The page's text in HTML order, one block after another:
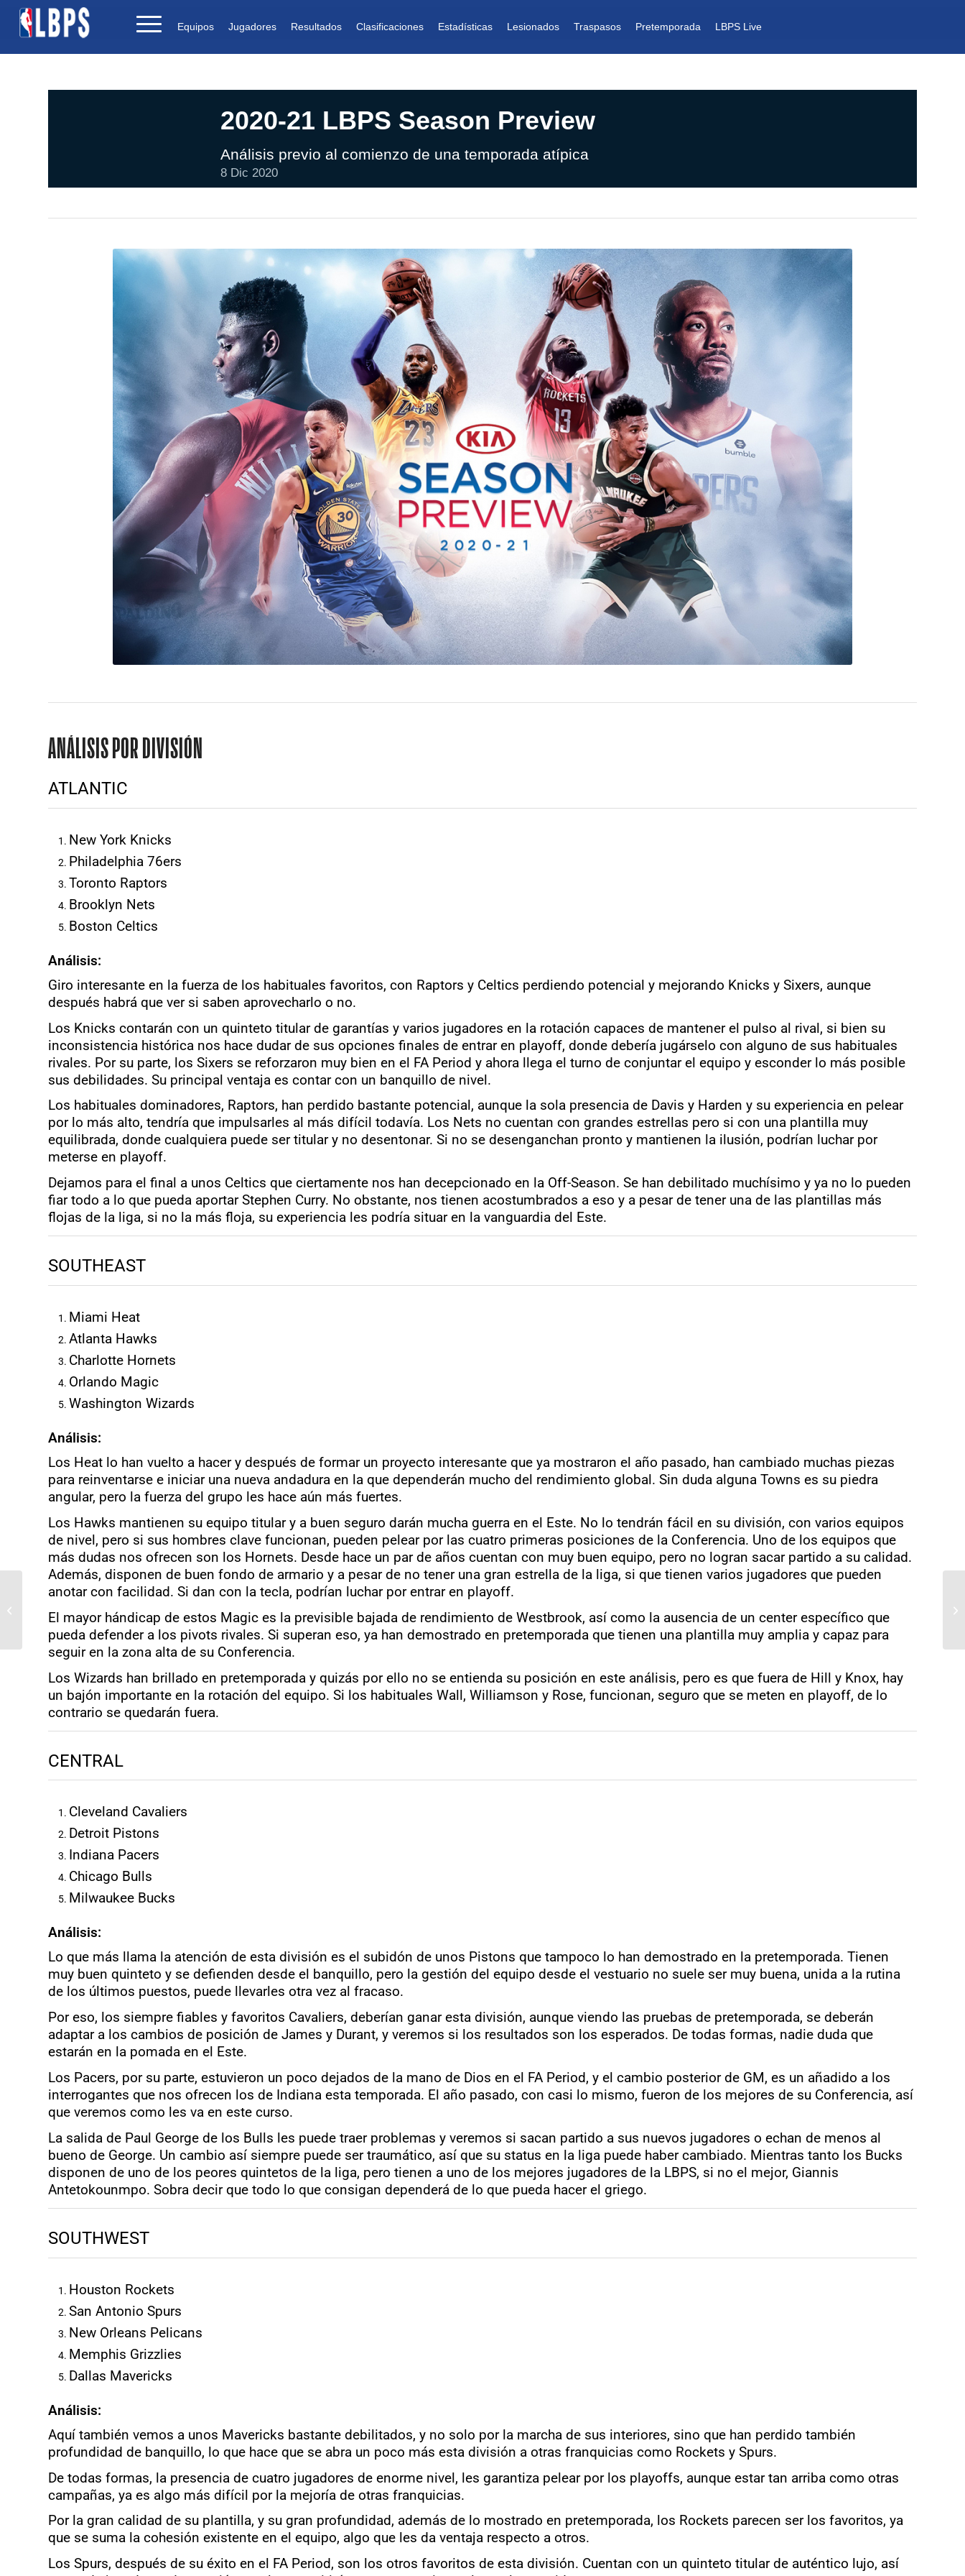
Equipos Jugadores Resultados Clasificaciones Estadísticas Lesionados Traspasos Pretemporada LBPS Live
2020-21 LBPS Season Preview
Análisis previo al comienzo de una temporada atípica
8 Dic 2020
ANÁLISIS POR DIVISIÓN
ATLANTIC
New York Knicks
Philadelphia 76ers
Toronto Raptors
Brooklyn Nets
Boston Celtics
Análisis:
Giro interesante en la fuerza de los habituales favoritos, con Raptors y Celtics perdiendo potencial y mejorando Knicks y Sixers, aunque
después habrá que ver si saben aprovecharlo o no.
Los Knicks contarán con un quinteto titular de garantías y varios jugadores en la rotación capaces de mantener el pulso al rival, si bien su
inconsistencia histórica nos hace dudar de sus opciones finales de entrar en playoff, donde debería jugárselo con alguno de sus habituales
rivales. Por su parte, los Sixers se reforzaron muy bien en el FA Period y ahora llega el turno de conjuntar el equipo y esconder lo más posible
sus debilidades. Su principal ventaja es contar con un banquillo de nivel.
Los habituales dominadores, Raptors, han perdido bastante potencial, aunque la sola presencia de Davis y Harden y su experiencia en pelear
por lo más alto, tendría que impulsarles al más difícil todavía. Los Nets no cuentan con grandes estrellas pero si con una plantilla muy
equilibrada, donde cualquiera puede ser titular y no desentonar. Si no se desenganchan pronto y mantienen la ilusión, podrían luchar por
meterse en playoff.
Dejamos para el final a unos Celtics que ciertamente nos han decepcionado en la Off-Season. Se han debilitado muchísimo y ya no lo pueden
fiar todo a lo que pueda aportar Stephen Curry. No obstante, nos tienen acostumbrados a eso y a pesar de tener una de las plantillas más
flojas de la liga, si no la más floja, su experiencia les podría situar en la vanguardia del Este.
SOUTHEAST
Miami Heat
Atlanta Hawks
Charlotte Hornets
Orlando Magic
Washington Wizards
Análisis:
Los Heat lo han vuelto a hacer y después de formar un proyecto interesante que ya mostraron el año pasado, han cambiado muchas piezas
para reinventarse e iniciar una nueva andadura en la que dependerán mucho del rendimiento global. Sin duda alguna Towns es su piedra
angular, pero la fuerza del grupo les hace aún más fuertes.
Los Hawks mantienen su equipo titular y a buen seguro darán mucha guerra en el Este. No lo tendrán fácil en su división, con varios equipos
de nivel, pero si sus hombres clave funcionan, pueden pelear por las cuatro primeras posiciones de la Conferencia. Uno de los equipos que
más dudas nos ofrecen son los Hornets. Desde hace un par de años cuentan con muy buen equipo, pero no logran sacar partido a su calidad.
Además, disponen de buen fondo de armario y a pesar de no tener una gran estrella de la liga, si que tienen varios jugadores que pueden
anotar con facilidad. Si dan con la tecla, podrían luchar por entrar en playoff.
El mayor hándicap de estos Magic es la previsible bajada de rendimiento de Westbrook, así como la ausencia de un center específico que
pueda defender a los pivots rivales. Si superan eso, ya han demostrado en pretemporada que tienen una plantilla muy amplia y capaz para
seguir en la zona alta de su Conferencia.
Los Wizards han brillado en pretemporada y quizás por ello no se entienda su posición en este análisis, pero es que fuera de Hill y Knox, hay
un bajón importante en la rotación del equipo. Si los habituales Wall, Williamson y Rose, funcionan, seguro que se meten en playoff, de lo
contrario se quedarán fuera.
CENTRAL
Cleveland Cavaliers
Detroit Pistons
Indiana Pacers
Chicago Bulls
Milwaukee Bucks
Análisis:
Lo que más llama la atención de esta división es el subidón de unos Pistons que tampoco lo han demostrado en la pretemporada. Tienen
muy buen quinteto y se defienden desde el banquillo, pero la gestión del equipo desde el vestuario no suele ser muy buena, unida a la rutina
de los últimos puestos, puede llevarles otra vez al fracaso.
Por eso, los siempre fiables y favoritos Cavaliers, deberían ganar esta división, aunque viendo las pruebas de pretemporada, se deberán
adaptar a los cambios de posición de James y Durant, y veremos si los resultados son los esperados. De todas formas, nadie duda que
estarán en la pomada en el Este.
Los Pacers, por su parte, estuvieron un poco dejados de la mano de Dios en el FA Period, y el cambio posterior de GM, es un añadido a los
interrogantes que nos ofrecen los de Indiana esta temporada. El año pasado, con casi lo mismo, fueron de los mejores de su Conferencia, así
que veremos como les va en este curso.
La salida de Paul George de los Bulls les puede traer problemas y veremos si sacan partido a sus nuevos jugadores o echan de menos al
bueno de George. Un cambio así siempre puede ser traumático, así que su status en la liga puede haber cambiado. Mientras tanto los Bucks
disponen de uno de los peores quintetos de la liga, pero tienen a uno de los mejores jugadores de la LBPS, si no el mejor, Giannis
Antetokounmpo. Sobra decir que todo lo que consigan dependerá de lo que pueda hacer el griego.
SOUTHWEST
Houston Rockets
San Antonio Spurs
New Orleans Pelicans
Memphis Grizzlies
Dallas Mavericks
Análisis:
Aquí también vemos a unos Mavericks bastante debilitados, y no solo por la marcha de sus interiores, sino que han perdido también
profundidad de banquillo, lo que hace que se abra un poco más esta división a otras franquicias como Rockets y Spurs.
De todas formas, la presencia de cuatro jugadores de enorme nivel, les garantiza pelear por los playoffs, aunque estar tan arriba como otras
campañas, ya es algo más difícil por la mejoría de otras franquicias.
Por la gran calidad de su plantilla, y su gran profundidad, además de lo mostrado en pretemporada, los Rockets parecen ser los favoritos, ya
que se suma la cohesión existente en el equipo, algo que les da ventaja respecto a otros.
Los Spurs, después de su éxito en el FA Period, son los otros favoritos de esta división. Cuentan con un quinteto titular de auténtico lujo, así
kissofjudas: «El
Embiid fue la clave del
título»